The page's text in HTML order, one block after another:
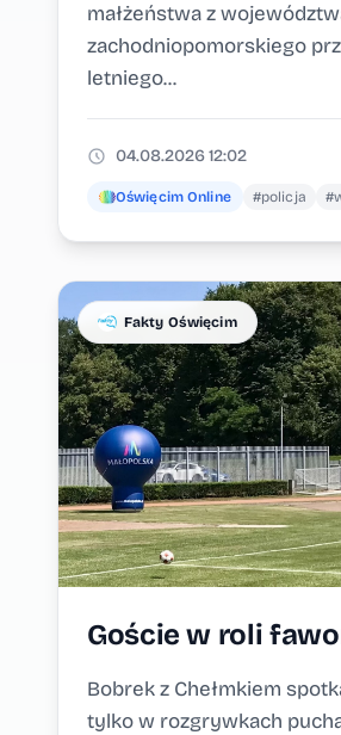
małżeństwa z
zachodniopomorskiego
letniego...
04.08.2026 12:02
Oświęcim Online #policja
Fakty Oświęcim
Goście w roli
Bobrek z Chełmkiem
tylko w rozgrywkach